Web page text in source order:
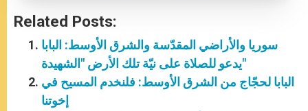
Related Posts:
سوريا والأراضي المقدّسة والشرق الأوسط: البابا
يدعو للصلاة على نيّة تلك الأرض "الشهيدة"
البابا لحجّاج من الشرق الأوسط: فلنخدم المسيح في
إخوتنا